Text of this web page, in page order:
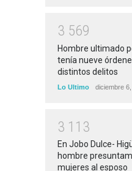
3 569
Hombre ultimado
tenía nueve
distintos delitos
Lo Ultimo diciembre
3 1 1 3
En Jobo Dulce-
hombre
mujeres al esposo